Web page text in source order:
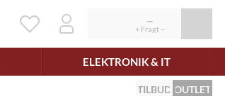
ELEKTRONIK & IT
TILBUD OUTLET